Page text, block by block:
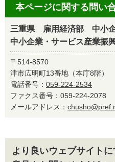
本ページに関する問い
三重県 雇用経済部 中小
中小企業・サービス産業振
〒514-8570
津市広明町13番地（本庁8階）
電話番号： 059-224-2534
ファクス番号：059-224-2078
メールアドレス：
より良いウェブサイト